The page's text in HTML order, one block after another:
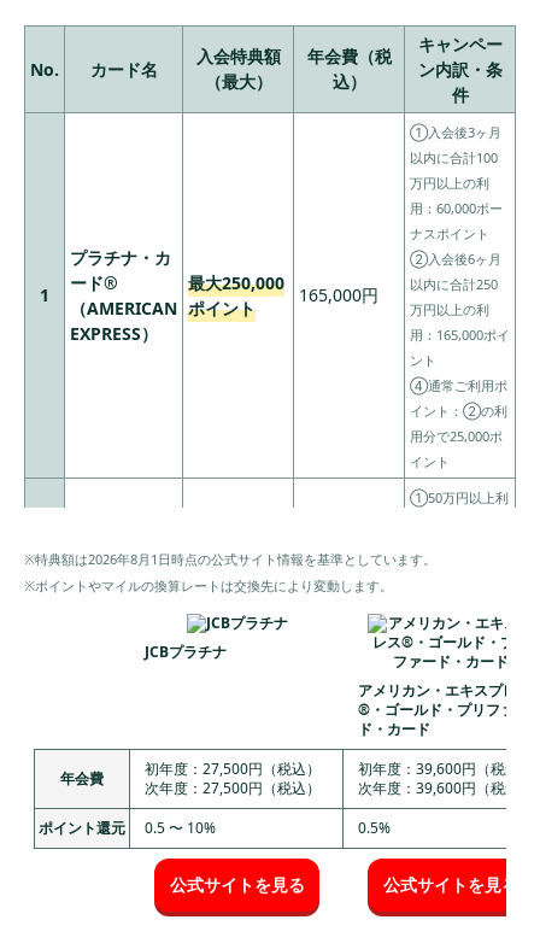
高額特典が狙えるゴールド・プラチナカード
の新規入会キャンペーン10選
三井住友カード ゴールド（NL）｜翌年以降の年
会費無料＆最大31,000円相当プレゼント
三井住友カード プラチナプリファード｜最大
JCBゴールド｜最大58,100円キャッシュバック
JCBプラチナ｜最大104,150円キャッシュバック
ダイナースクラブカード｜初年度年会費無料＆
10,000円キャッシュバック
ANAダイナースカード｜最大57,000マイル相当
アメリカン・エキスプレス®︎・ゴールド・プリ
ファード・カード｜最大105,000ポイントプレゼ
ゼント
ビューカード ゴールド｜最大30,000 JRE POINT
プレゼント
三井住友カード Visa Infinite｜100万円利用で
失敗しない！クレジットカード入会キャンペ
ーンの選び方
簡単に特典をもらいたいなら条件がシンプルな
カードを選ぶ
高額特典を狙うならスマホ決済や積立投資対象
のカードを選ぶ
No. カード名
入会特典額
（最大）
年会費（税
込）
キャンペー
ン内訳・条
件
1
プラチナ・カ
ード®︎
（AMERICAN
EXPRESS）
最大250,000
ポイント
165,000円
①入会後3ヶ月
以内に合計100
万円以上の利
用：60,000ボー
ナスポイント
②入会後6ヶ月
以内に合計250
万円以上の利
用：165,000ポイ
ント
④通常ご利用ポ
イント：②の利
用分で25,000ポ
イント
27,500円
①50万円以上利
の利用：最大34,
650円相当のレ
ストランギフト
③スマホ決済：
最大30,000円キ
ャッシュバック
④対象のJ-POIN
Tパートナーの利
相当のポイント
還元
※特典額は2026年8月1日時点の公式サイト情報を基準としています。
※ポイントやマイルの換算レートは交換先により変動します。
JCBプラチナ
アメリカン・エキスプレス
®・ゴールド・プリファー
ド・カード
年会費
初年度：27,500円（税込）
次年度：27,500円（税込）
初年度：39,600円（税込）
次年度：39,600円（税込）
ポイント還元
0.5 〜 10% 0.5%
公式サイトを見る 公式サイトを見る